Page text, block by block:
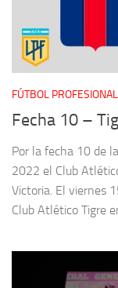
FÚTBOL PROFESIONAL
Fecha 10 –
Por la fecha 10 de
2022 el Club
Victoria. El viernes
Club Atlético Tigre